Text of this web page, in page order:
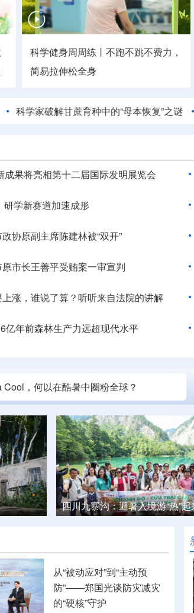
科学健身周周练丨不跑不跳不费力，
简易拉伸松全身
解甘蔗育种中的“母本恢复”之谜 铜吉铁
成果将亮相第十二届国际发明展览会
研学新赛道加速成形
协原副主席陈建林被“双开”
市长王善平受贿案一审宣判
涨，谁说了算？听听来自法院的讲解
亿年前森林生产力远超现代水平
Cool，何以在酷暑中圈粉全球？
立秋近 采菱忙
从“被动应对”到“主动预
防”——郑国光谈防灾减灾
的“硬核”守护